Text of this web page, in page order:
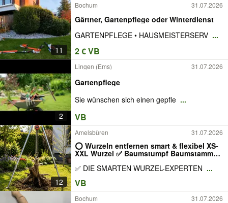
11
Bochum 31.07.2026
Gärtner, Gartenpflege oder Winterdienst
GARTENPFLEGE • HAUSMEISTERSERV ...
2 € VB
2
Lingen (Ems) 31.07.2026
Gartenpflege
Sie wünschen sich einen gepfle ...
VB
12
Amelsbüren 31.07.2026
⭕ Wurzeln entfernen smart & flexibel XS-
XXL Wurzel ✅ Baumstumpf Baumstamm
Hecke Wurzelwerk Entfernung Beton
Zaunpfosten Baumstumpf Stubben
fällen raus Entfernung
✅ DIE SMARTEN WURZEL-EXPERTEN ...
VB
Bochum 31.07.2026